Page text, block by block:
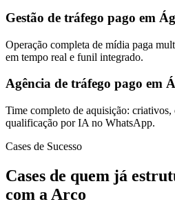
Gestão de tráfego pago em
Operação completa de mídia paga
em tempo real e funil integrado.
Agência de tráfego pago em
Time completo de aquisição: criativos,
qualificação por IA no WhatsApp.
Cases de Sucesso
Cases de quem já
com a Arco